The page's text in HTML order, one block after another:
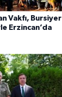
Vakfı, Bursiyer
Erzincan’da